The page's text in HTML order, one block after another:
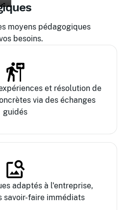
moyens pédagogiques
besoins.
et résolution de
via des échanges
guidés
adaptés à l'entreprise,
savoir-faire immédiats